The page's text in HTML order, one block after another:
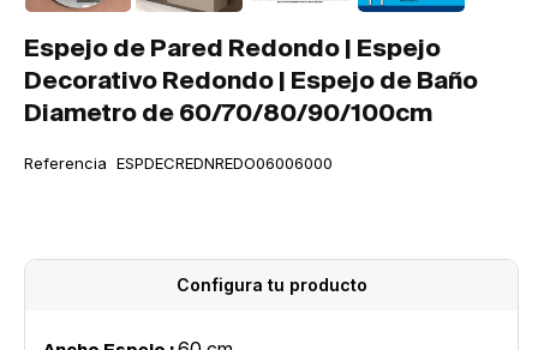
está
disponible
en
la
de
ventana
Espejo de Pared Redondo | Espejo
Decorativo Redondo | Espejo de Baño
Diametro de 60/70/80/90/100cm
SKU:
Referencia ESPDECREDNREDO06006000
Configura tu producto